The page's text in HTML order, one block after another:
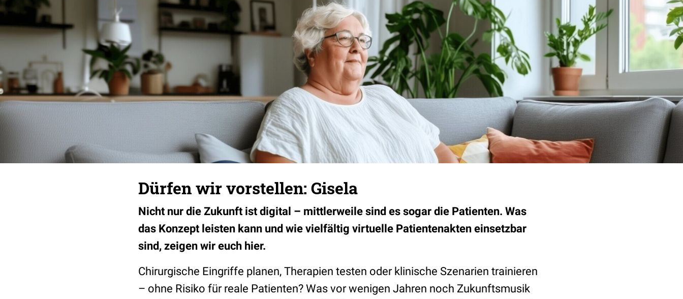
Dürfen wir vorstellen: Gisela
Nicht nur die Zukunft ist digital – mittlerweile sind es sogar die Patienten. Was
das Konzept leisten kann und wie vielfältig virtuelle Patientenakten einsetzbar
sind, zeigen wir euch hier.
Chirurgische Eingriffe planen, Therapien testen oder klinische Szenarien trainieren
– ohne Risiko für reale Patienten? Was vor wenigen Jahren noch Zukunftsmusik